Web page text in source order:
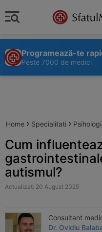
Programează-te
Peste 7000 de medici
Home › Specialitati ›
Cum
autismul?
Actualizat: 20 August 2025
Consultant
Dr. Ovidiu